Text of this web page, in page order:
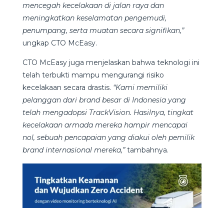
mencegah kecelakaan di jalan raya dan
meningkatkan keselamatan pengemudi,
penumpang, serta muatan secara signifikan,”
ungkap CTO McEasy.
CTO McEasy juga menjelaskan bahwa teknologi ini
telah terbukti mampu mengurangi risiko
kecelakaan secara drastis. “Kami memiliki
pelanggan dari brand besar di Indonesia yang
telah mengadopsi TrackVision. Hasilnya, tingkat
kecelakaan armada mereka hampir mencapai
nol, sebuah pencapaian yang diakui oleh pemilik
brand internasional mereka,”tambahnya.